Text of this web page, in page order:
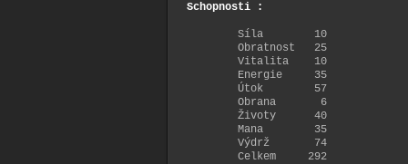
Schopnosti :
Síla 10
Obratnost 25
Vitalita 10
Energie 35
Útok 57
Obrana 6
Životy 40
Mana 35
Výdrž 74
Celkem 292